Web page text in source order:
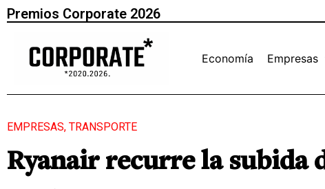
Premios Corporate 2026
Economía Empresas
EMPRESAS, TRANSPORTE
Ryanair recurre la subida